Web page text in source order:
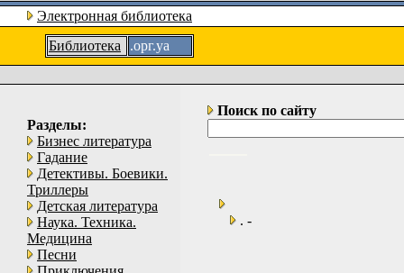
Электронная библиотека
Библиотека
.орг.уа
Разделы:
Бизнес литература
Гадание
Детективы. Боевики.
Триллеры
Детская литература
Наука. Техника.
Медицина
Песни
Поиск по сайту
. -